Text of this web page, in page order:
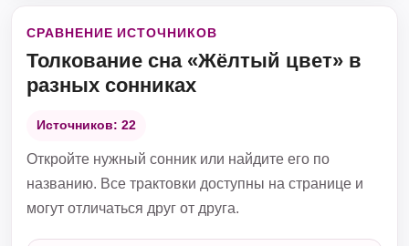
СРАВНЕНИЕ ИСТОЧНИКОВ
Толкование сна «Жёлтый цвет» в
разных сонниках
Источников: 22
Откройте нужный сонник или найдите его по
названию. Все трактовки доступны на странице и
могут отличаться друг от друга.